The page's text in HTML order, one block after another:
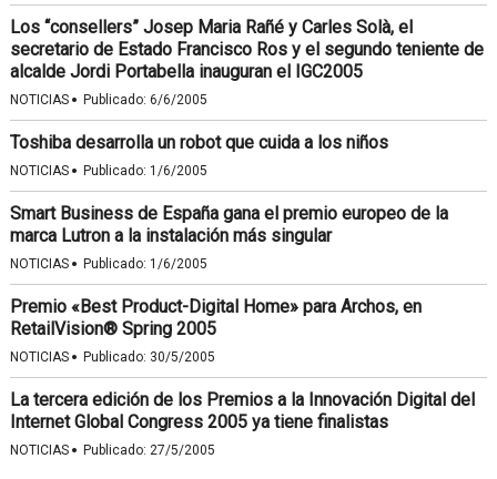
Los “consellers” Josep Maria Rañé y Carles Solà, el
secretario de Estado Francisco Ros y el segundo teniente de
alcalde Jordi Portabella inauguran el IGC2005
NOTICIAS · Publicado: 6/6/2005
Toshiba desarrolla un robot que cuida a los niños
NOTICIAS · Publicado: 1/6/2005
Smart Business de España gana el premio europeo de la
marca Lutron a la instalación más singular
NOTICIAS · Publicado: 1/6/2005
Premio «Best Product-Digital Home» para Archos, en
RetailVision® Spring 2005
NOTICIAS · Publicado: 30/5/2005
La tercera edición de los Premios a la Innovación Digital del
Internet Global Congress 2005 ya tiene finalistas
NOTICIAS · Publicado: 27/5/2005